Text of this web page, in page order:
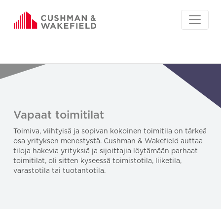
Vapaat toimitilat
Toimiva, viihtyisä ja sopivan kokoinen toimitila on tärkeä
osa yrityksen menestystä. Cushman & Wakefield auttaa
tiloja hakevia yrityksiä ja sijoittajia löytämään parhaat
toimitilat, oli sitten kyseessä toimistotila, liiketila,
varastotila tai tuotantotila.